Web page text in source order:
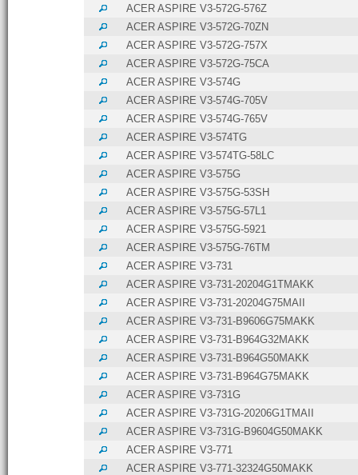
ACER ASPIRE V3-572G-576Z
ACER ASPIRE V3-572G-70ZN
ACER ASPIRE V3-572G-757X
ACER ASPIRE V3-572G-75CA
ACER ASPIRE V3-574G
ACER ASPIRE V3-574G-705V
ACER ASPIRE V3-574G-765V
ACER ASPIRE V3-574TG
ACER ASPIRE V3-574TG-58LC
ACER ASPIRE V3-575G
ACER ASPIRE V3-575G-53SH
ACER ASPIRE V3-575G-57L1
ACER ASPIRE V3-575G-5921
ACER ASPIRE V3-575G-76TM
ACER ASPIRE V3-731
ACER ASPIRE V3-731-20204G1TMAKK
ACER ASPIRE V3-731-20204G75MAII
ACER ASPIRE V3-731-B9606G75MAKK
ACER ASPIRE V3-731-B964G32MAKK
ACER ASPIRE V3-731-B964G50MAKK
ACER ASPIRE V3-731-B964G75MAKK
ACER ASPIRE V3-731G
ACER ASPIRE V3-731G-20206G1TMAII
ACER ASPIRE V3-731G-B9604G50MAKK
ACER ASPIRE V3-771
ACER ASPIRE V3-771-32324G50MAKK